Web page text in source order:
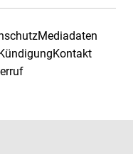
Mediadaten
Kontakt